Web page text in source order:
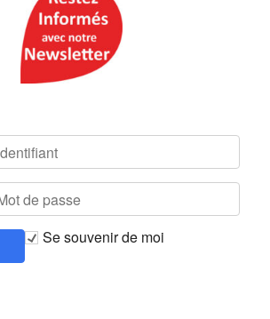
Se souvenir de moi